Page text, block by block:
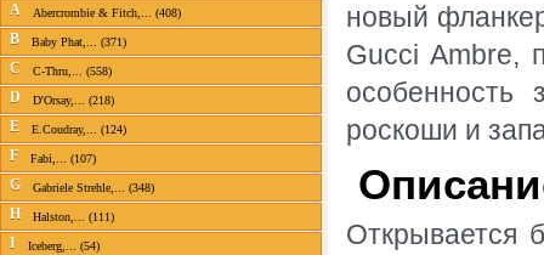
A Abercrombie & Fitch,... (408)
B Baby Phat,... (371)
C C-Thru,... (558)
D D'Orsay,... (218)
E E.Coudray,... (124)
F Fabi,... (107)
G Gabriele Strehle,... (348)
H Halston,... (111)
I Iceberg,... (54)
новый
Gucci Ambre,
особенность
роскоши и
Открывается